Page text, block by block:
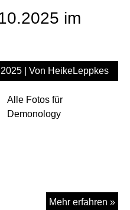
im
| Von HeikeLeppkes
Alle Fotos für
Demonology
Mehr erfahren »